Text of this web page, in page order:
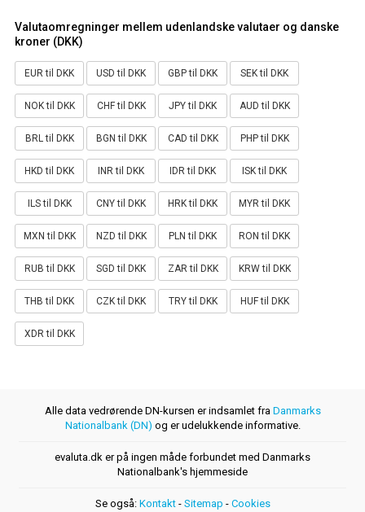
Valutaomregninger mellem udenlandske valutaer og danske
kroner (DKK)
EUR til DKK USD til DKK GBP til DKK SEK til DKK
NOK til DKK CHF til DKK JPY til DKK AUD til DKK
BRL til DKK BGN til DKK CAD til DKK PHP til DKK
HKD til DKK INR til DKK IDR til DKK ISK til DKK
ILS til DKK CNY til DKK HRK til DKK MYR til DKK
MXN til DKK NZD til DKK PLN til DKK RON til DKK
RUB til DKK SGD til DKK ZAR til DKK KRW til DKK
THB til DKK CZK til DKK TRY til DKK HUF til DKK
XDR til DKK
Alle data vedrørende DN-kursen er indsamlet fra Danmarks
Nationalbank (DN) og er udelukkende informative.
evaluta.dk er på ingen måde forbundet med Danmarks
Nationalbank's hjemmeside
Se også: Kontakt- Sitemap - Cookies